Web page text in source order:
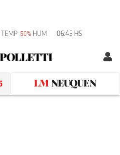
TEMP 50% HUM 06:45 HS